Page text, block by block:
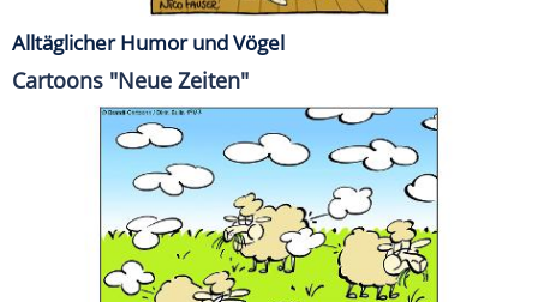
Alltäglicher Humor und Vögel
Cartoons "Neue Zeiten"